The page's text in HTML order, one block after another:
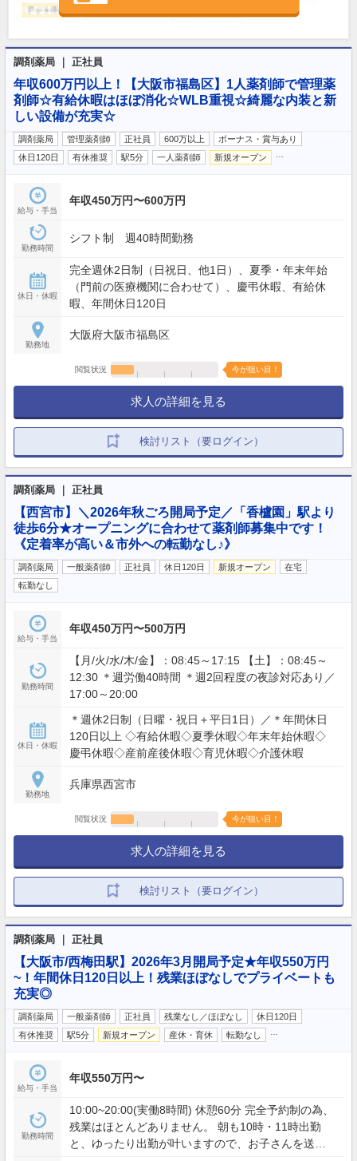
調剤薬局 ｜ 正社員
年収600万円以上！【大阪市福島区】1人薬剤師で管理薬
剤師☆有給休暇はほぼ消化☆WLB重視☆綺麗な内装と新
しい設備が充実☆
調剤薬局 管理薬剤師 正社員 600万以上
ボーナス・賞与あり
休日120日
有休推奨 駅5分 一人薬剤師 新規オープン
給与・手当
年収450万円〜600万円
勤務時間
シフト制 週40時間勤務
休日・休暇
完全週休2日制（日祝日、他1日）、夏季・年末年始
（門前の医療機関に合わせて）、慶弔休暇、有給休
暇、年間休日120日
勤務地
大阪府大阪市福島区
閲覧状況 今が狙い目！
求人の詳細を見る
検討リスト（要ログイン）
調剤薬局 ｜ 正社員
【西宮市】＼2026年秋ごろ開局予定／「香櫨園」駅より
徒歩6分★オープニングに合わせて薬剤師募集中です！
《定着率が高い＆市外への転勤なし♪》
調剤薬局 一般薬剤師 正社員 休日120日 新規オープン
在宅
転勤なし
給与・手当
年収450万円〜500万円
勤務時間
【月/火/水/木/金】：08:45～17:15 【土】：08:45～
12:30 ＊週労働40時間 ＊週2回程度の夜診対応あり／
17:00～20:00
休日・休暇
＊週休2日制（日曜・祝日＋平日1日）／＊年間休日
120日以上 ◇有給休暇◇夏季休暇◇年末年始休暇◇
慶弔休暇◇産前産後休暇◇育児休暇◇介護休暇
勤務地
兵庫県西宮市
閲覧状況 今が狙い目！
求人の詳細を見る
検討リスト（要ログイン）
調剤薬局 ｜ 正社員
【大阪市/西梅田駅】2026年3月開局予定★年収550万円
~！年間休日120日以上！残業ほぼなしでプライベートも
充実◎
調剤薬局 一般薬剤師 正社員 残業なし／ほぼなし
休日120日
有休推奨
駅5分 新規オープン 産休・育休 転勤なし
給与・手当
年収550万円〜
勤務時間
10:00~20:00(実働8時間) 休憩60分 完全予約制の為、
残業はほとんどありません。 朝も10時・11時出勤
と、ゆったり出勤が叶いますので、お子さんを送っ